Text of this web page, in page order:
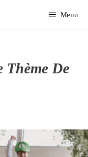
Menu
De